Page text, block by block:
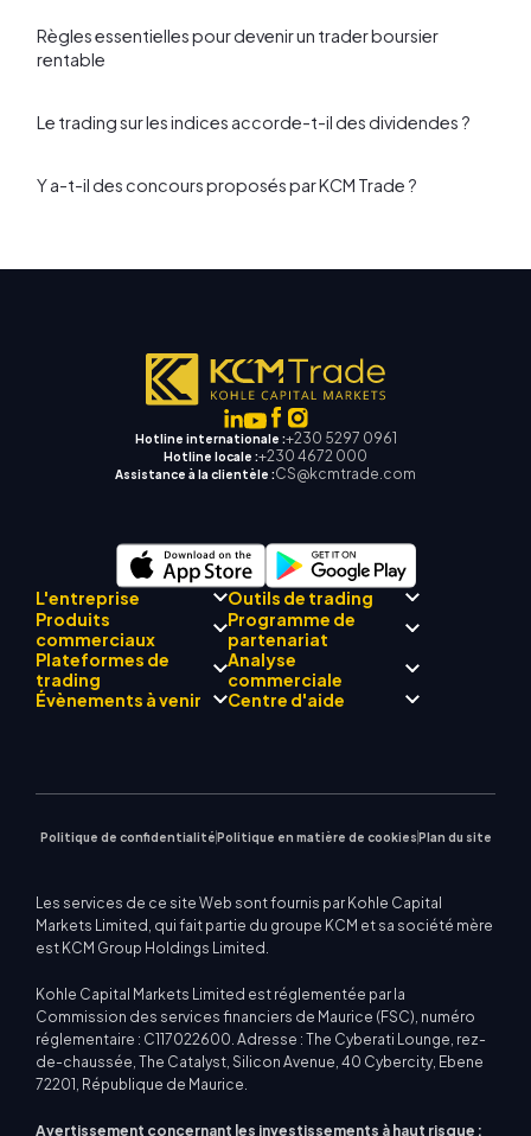
Règles essentielles pour devenir un trader boursier
rentable
Le trading sur les indices accorde-t-il des dividendes ?
Y a-t-il des concours proposés par KCM Trade ?
Hotline internationale :+230 5297 0961
Hotline locale :+230 4672 000
Assistance à la clientèle :CS@kcmtrade.com
L'entreprise
Conformité réglementaire
À propos de
L'équipe
Philosophie d'entreprise
Actualités de l'entreprise
Outils de trading
Mentor
Centre de signalisation
commerciale KCM
Calendrier économique
Assistance EA pour MT4
Produits
commerciaux
Forex
Métaux précieux
Énergies
Programme de
partenariat
Présentation du
programme Broker
Plateformes de
trading
Analyse
commerciale
Évènements à venir Centre d'aide
Politique de confidentialitéPolitique en matière de cookiesPlan du site
Les services de ce site Web sont fournis par Kohle Capital
Markets Limited, qui fait partie du groupe KCM et sa société mère
est KCM Group Holdings Limited.
Kohle Capital Markets Limited est réglementée par la
Commission des services financiers de Maurice (FSC), numéro
réglementaire : C117022600. Adresse : The Cyberati Lounge, rez-
de-chaussée, The Catalyst, Silicon Avenue, 40 Cybercity, Ebene
72201, République de Maurice.
Avertissement concernant les investissements à haut risque :